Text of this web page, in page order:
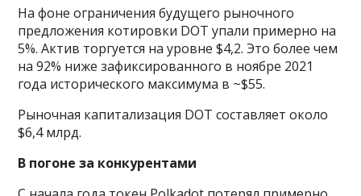
На фоне ограничения будущего рыночного
предложения котировки DOT упали примерно на
5%. Актив торгуется на уровне $4,2. Это более чем
на 92% ниже зафиксированного в ноябре 2021
года исторического максимума в ~$55.
Рыночная капитализация DOT составляет около
$6,4 млрд.
В погоне за конкурентами